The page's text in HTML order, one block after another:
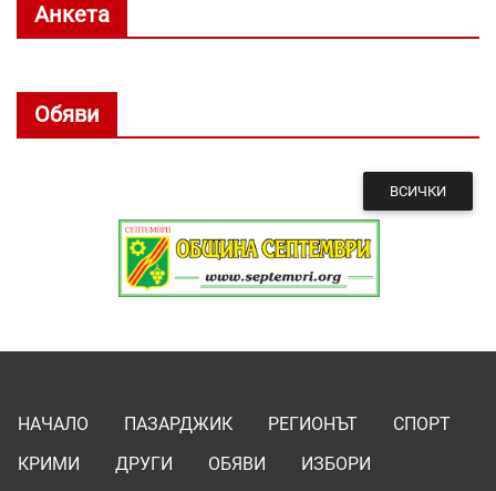
Анкета
Обяви
ВСИЧКИ
НАЧАЛО ПАЗАРДЖИК РЕГИОНЪТ
СПОРТ
КРИМИ
ДРУГИ ОБЯВИ
ИЗБОРИ